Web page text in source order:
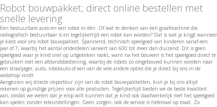
Robot bouwpakket; direct online bestellen met
snelle levering
Een bestuurbare auto en een robot in één. Of wat te denken van een graafmachine die
radiografisch bestuurbaar is en tegelijkertijd een robot kan worden? Dat is wat je krijgt wanneer
je kiest voor ons robot bouwpakket. Spannend, technisch speelgoed van kinderen vanaf een
jaar of 7, waarbij het aantal onderdelen varieert van 600 tot meer dan duizend. Dit is geen
speelgoed waar je kind snel op uitgekeken raakt, want na het bouwen is het speelgoed direct te
gebruiken met een afstandsbediening, waarbij de robots zo omgebouwd kunnen worden naar
een straaljager, auto, robotauto of een van de vele andere opties die je direct bij ons in de
webshop vindt.
Aangezien wij directe importeur zijn van de robot bouwpakketten, kun je bij ons altijd
rekenen op gunstige prijzen voor alle producten. Tegelijkertijd bieden we de beste kwaliteit
aan, omdat we weten dat je erop wilt kunnen dat je kind ook daadwerkelijk met het speelgoed
kan spelen zonder teleurstellingen. Geen zorgen, ook de service is helemaal op maat. Zo